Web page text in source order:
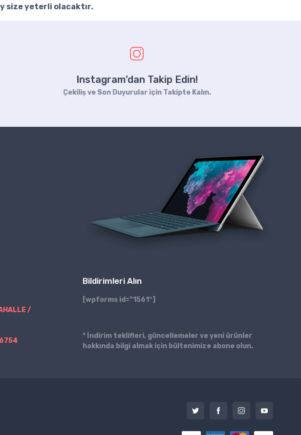
size yeterli olacaktır.
Instagram’dan Takip Edin!
Çekiliş ve Son Duyurular için Takipte Kalın.
/
Bildirimleri Alın
[wpforms id=”1561″]
* İndirim teklifleri, güncellemeler ve yeni ürünler
hakkında bilgi almak için bültenimize abone olun.